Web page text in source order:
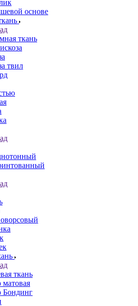
основе
ткань
твил
ткань
Бондинг